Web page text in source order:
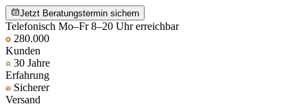
Jetzt Beratungstermin sichern
Telefonisch Mo–Fr 8–20 Uhr erreichbar
280.000
Kunden
30 Jahre
Erfahrung
Sicherer
Versand